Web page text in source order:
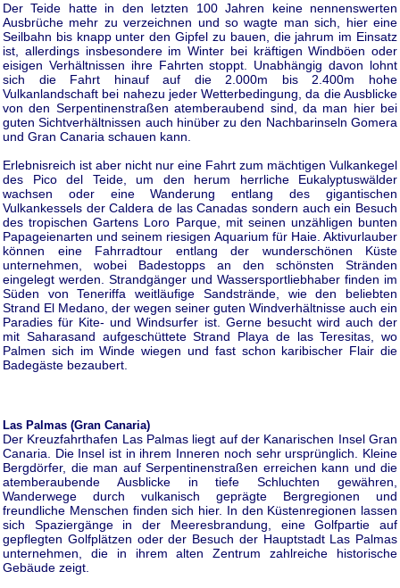
Der Teide hatte in den letzten 100 Jahren keine nennenswerten
Ausbrüche mehr zu verzeichnen und so wagte man sich, hier eine
Seilbahn bis knapp unter den Gipfel zu bauen, die jahrum im Einsatz
ist, allerdings insbesondere im Winter bei kräftigen Windböen oder
eisigen Verhältnissen ihre Fahrten stoppt. Unabhängig davon lohnt
sich die Fahrt hinauf auf die 2.000m bis 2.400m hohe
Vulkanlandschaft bei nahezu jeder Wetterbedingung, da die Ausblicke
von den Serpentinenstraßen atemberaubend sind, da man hier bei
guten Sichtverhältnissen auch hinüber zu den Nachbarinseln Gomera
und Gran Canaria schauen kann.
Erlebnisreich ist aber nicht nur eine Fahrt zum mächtigen Vulkankegel
des Pico del Teide, um den herum herrliche Eukalyptuswälder
wachsen oder eine Wanderung entlang des gigantischen
Vulkankessels der Caldera de las Canadas sondern auch ein Besuch
des tropischen Gartens Loro Parque, mit seinen unzähligen bunten
Papageienarten und seinem riesigen Aquarium für Haie. Aktivurlauber
können eine Fahrradtour entlang der wunderschönen Küste
unternehmen, wobei Badestopps an den schönsten Stränden
eingelegt werden. Strandgänger und Wassersportliebhaber finden im
Süden von Teneriffa weitläufige Sandstrände, wie den beliebten
Strand El Medano, der wegen seiner guten Windverhältnisse auch ein
Paradies für Kite- und Windsurfer ist. Gerne besucht wird auch der
mit Saharasand aufgeschüttete Strand Playa de las Teresitas, wo
Palmen sich im Winde wiegen und fast schon karibischer Flair die
Badegäste bezaubert.
Las Palmas (Gran Canaria)
Der Kreuzfahrthafen Las Palmas liegt auf der Kanarischen Insel Gran
Canaria. Die Insel ist in ihrem Inneren noch sehr ursprünglich. Kleine
Bergdörfer, die man auf Serpentinenstraßen erreichen kann und die
atemberaubende Ausblicke in tiefe Schluchten gewähren,
Wanderwege durch vulkanisch geprägte Bergregionen und
freundliche Menschen finden sich hier. In den Küstenregionen lassen
sich Spaziergänge in der Meeresbrandung, eine Golfpartie auf
gepflegten Golfplätzen oder der Besuch der Hauptstadt Las Palmas
unternehmen, die in ihrem alten Zentrum zahlreiche historische
Gebäude zeigt.